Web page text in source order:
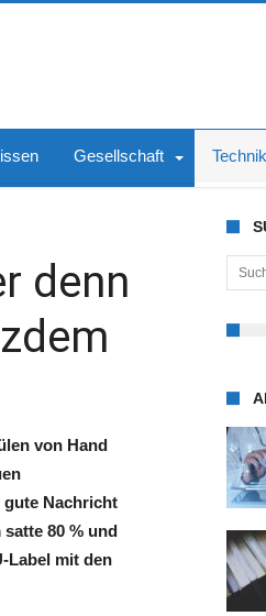
Gesellschaft Technik
denn
von Hand
gute Nachricht
80 % und
Label mit den
Suche nach: